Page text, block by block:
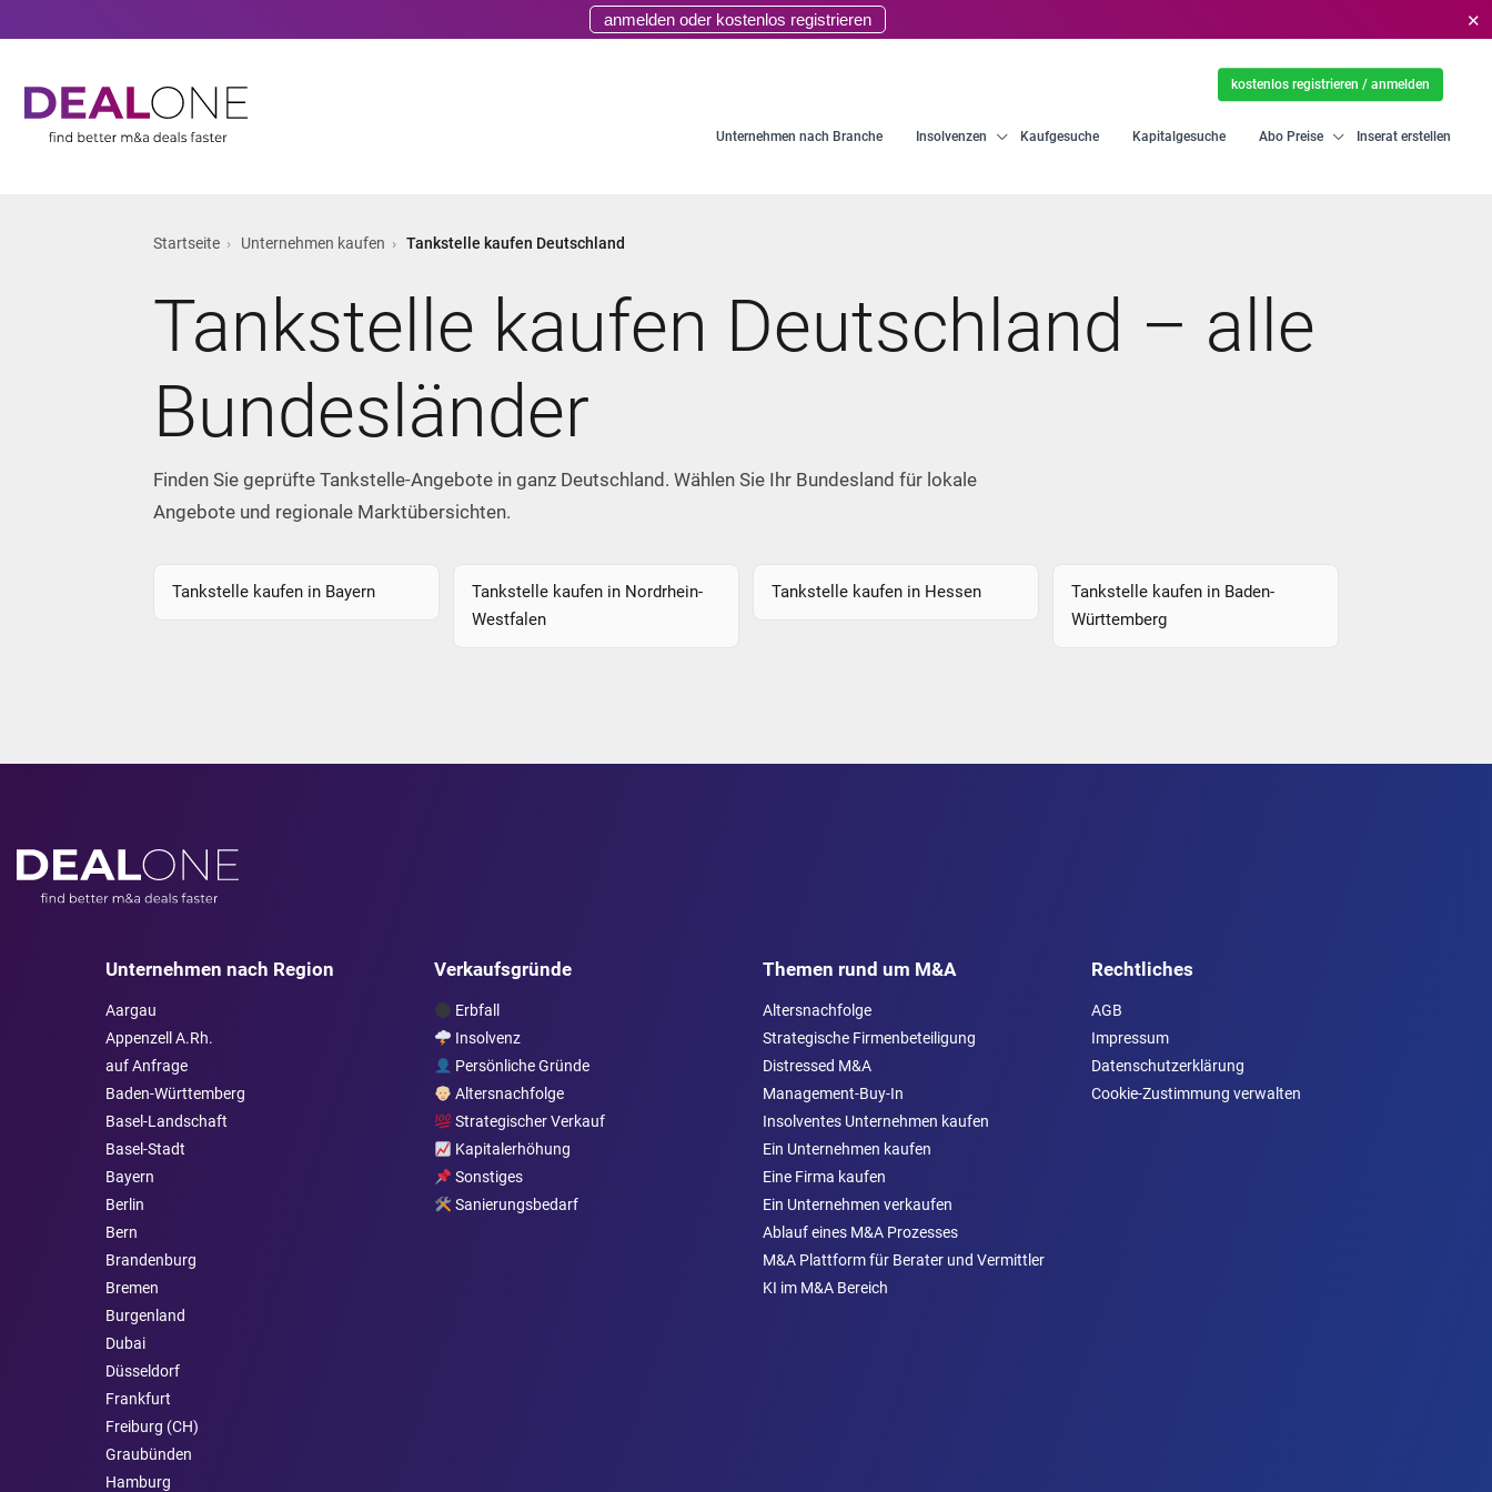
anmelden oder kostenlos registrieren ✕
Unternehmen nach Branche Insolvenzen Kaufgesuche Kapitalgesuche Abo Preise Inserat erstellen
kostenlos registrieren / anmelden
Startseite Unternehmen kaufen Tankstelle kaufen Deutschland
Tankstelle kaufen Deutschland – alle
Bundesländer
Finden Sie geprüfte Tankstelle-Angebote in ganz Deutschland. Wählen Sie Ihr Bundesland für lokale
Angebote und regionale Marktübersichten.
Tankstelle kaufen in Bayern
Tankstelle kaufen in Nordrhein-
Westfalen
Tankstelle kaufen in Hessen
Tankstelle kaufen in Baden-
Württemberg
Unternehmen nach Region
Aargau
Appenzell A.Rh.
auf Anfrage
Baden-Württemberg
Basel-Landschaft
Basel-Stadt
Bayern
Berlin
Bern
Brandenburg
Bremen
Burgen­land
Dubai
Düsseldorf
Frankfurt
Freiburg (CH)
Graubünden
Hamburg
Verkaufsgründe
Erbfall
Insolvenz
Persönliche Gründe
Altersnachfolge
Strategischer Verkauf
Kapitalerhöhung
Sonstiges
Sanierungsbedarf
Themen rund um M&A
Altersnachfolge
Strategische Firmenbeteiligung
Distressed M&A
Management-Buy-In
Insolventes Unternehmen kaufen
Ein Unternehmen kaufen
Eine Firma kaufen
Ein Unternehmen verkaufen
Ablauf eines M&A Prozesses
M&A Plattform für Berater und Vermittler
KI im M&A Bereich
Rechtliches
AGB
Impressum
Datenschutzerklärung
Cookie-Zustimmung verwalten